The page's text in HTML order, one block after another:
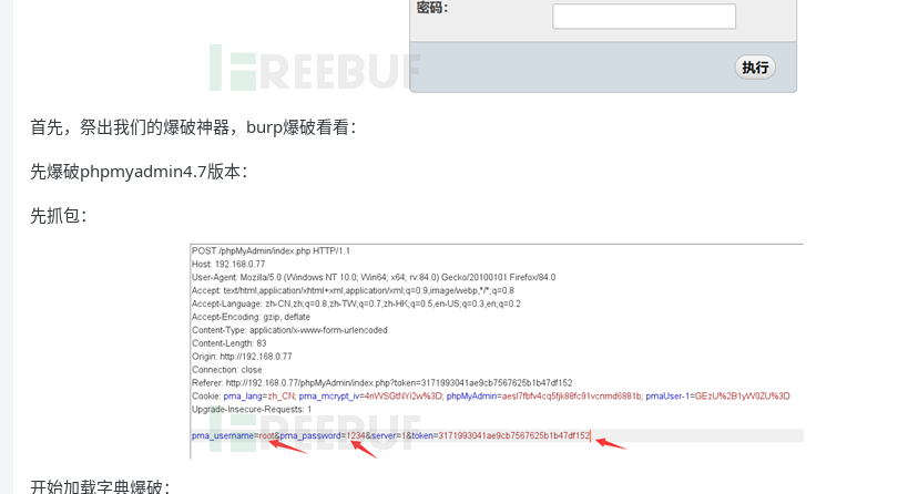
首先，祭出我们的爆破神器，burp爆破看看：
先爆破phpmyadmin4.7版本：
先抓包：
开始加载字典爆破：